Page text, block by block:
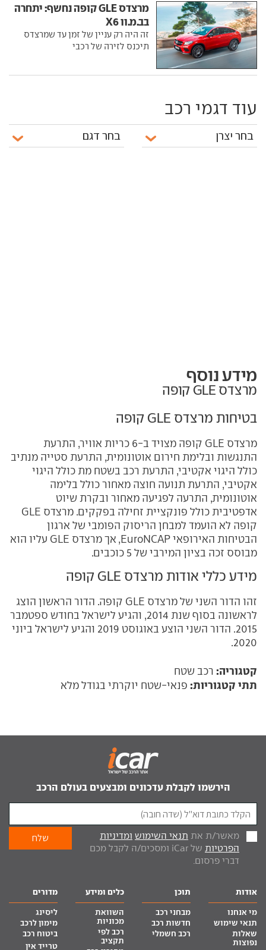
מרצדס GLE קופה נחשף: יתחרה
בב.מ.וו X6
זה היה רק עניין של זמן עד שמרצדס
תיכנס לזירה של רכבי
עוד דגמי רכב
מידע נוסף
מרצדס GLE קופה
בטיחות מרצדס GLE קופה
מרצדס GLE קופה מצויד ב-6 כריות אוויר, התרעת
התנגשות ובלימת חירום אוטונומית, התרעת סטייה מנתיב
כולל היגוי אקטיבי, התרעת רכב בשטח מת כולל היגוי
אקטיבי, התרעת תנועה חוצה מאחור כולל בלימה
אוטונומית, התרעה לפגיעה מאחור ובקרת שיוט
אדפטיבית כולל פונקציית זחילה בפקקים. מרצדס GLE
קופה לא הועמד למבחן הריסוק הפומבי של ארגון
הבטיחות האירופאי EuroNCAP, אך מרצדס GLE עליו הוא
מבוסס זכה בציון המירבי של 5 כוכבים.
מידע כללי אודות מרצדס GLE קופה
זהו הדור השני של מרצדס GLE קופה. הדור הראשון הוצג
לראשונה בסוף שנת 2014, והגיע לישראל בחודש ספטמבר
2015. הדור השני הוצע באוגוסט 2019 והגיע לישראל ביוני
2020.
קטגוריה: רכב שטח
תתי קטגוריות: פנאי-שטח יוקרתי בגודל מלא
הירשמו לקבלת עדכונים ומבצעים בעולם הרכב
מאשר/ת את תנאי השימוש ומדיניות
הפרטיות
של iCar ומסכים/ה לקבל מכם
דברי פרסום.
אודות
מי אנחנו
תנאי שימוש
שאלות
נפוצות
תוכן
מבחני רכב
חדשות רכב
רכב חשמלי
כלים ומידע
השוואת
מכוניות
רכב לפי
תקציב
מדורים
ליסינג
מימון לרכב
ביטוח רכב
טרייד אין